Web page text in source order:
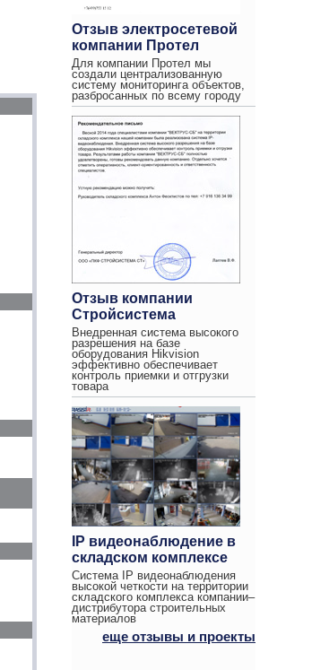
Отзыв электросетевой
компании Протел
Для компании Протел мы
создали централизованную
систему мониторинга объектов,
разбросанных по всему городу
Отзыв компании
Стройсистема
Внедренная система высокого
разрешения на базе
оборудования Hikvision
эффективно обеспечивает
контроль приемки и отгрузки
товара
IP видеонаблюдение в
складском комплексе
Система IP видеонаблюдения
высокой четкости на территории
складского комплекса компании–
дистрибутора строительных
материалов
еще отзывы и проекты